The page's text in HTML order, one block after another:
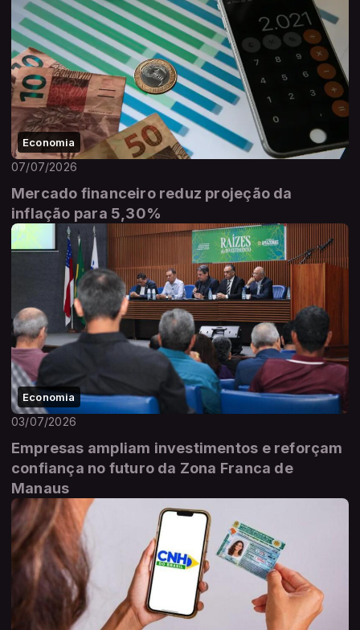
Economia
07/07/2026
Mercado financeiro reduz projeção da
inflação para 5,30%
Economia
03/07/2026
Empresas ampliam investimentos e reforçam
confiança no futuro da Zona Franca de
Manaus